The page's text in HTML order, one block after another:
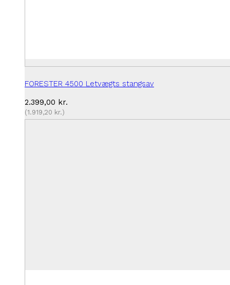
FORESTER 4500 Letvægts stangsav
2.399,00 kr.
(1.919,20 kr.)